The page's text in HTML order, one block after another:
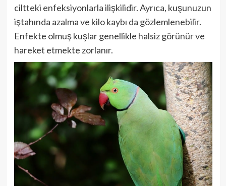
ciltteki enfeksiyonlarla ilişkilidir. Ayrıca, kuşunuzun
iştahında azalma ve kilo kaybı da gözlemlenebilir.
Enfekte olmuş kuşlar genellikle halsiz görünür ve
hareket etmekte zorlanır.